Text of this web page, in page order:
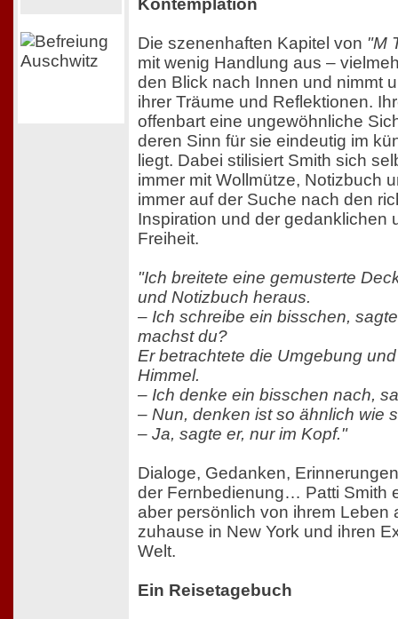
Kontemplation
Die szenenhaften Kapitel von "M
mit wenig Handlung aus –
den Blick nach Innen und nimmt
ihrer Träume und Reflektionen.
offenbart eine ungewöhnliche
deren Sinn für sie eindeutig im
liegt. Dabei stilisiert Smith sich
immer mit Wollmütze, Notizbuch
immer auf der Suche nach den
Inspiration und der gedanklichen
Freiheit.
"Ich breitete eine gemusterte
und Notizbuch heraus.
– Ich schreibe ein bisschen,
machst du?
Er betrachtete die Umgebung
Himmel.
– Ich denke ein bisschen nach,
– Nun, denken ist so ähnlich wie
– Ja, sagte er, nur im Kopf."
Dialoge, Gedanken,
der Fernbedienung… Patti Smith
aber persönlich von ihrem Leben
zuhause in New York und ihren
Welt.
Ein Reisetagebuch